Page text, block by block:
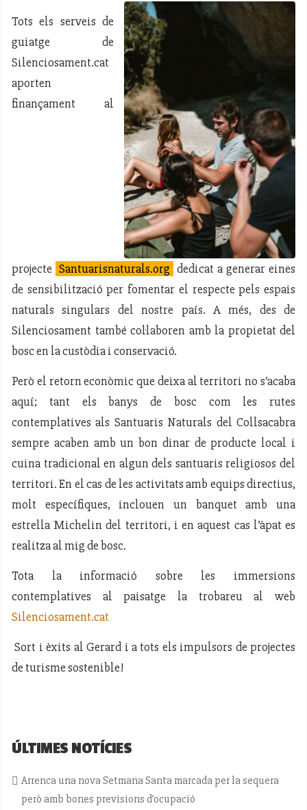
Tots els serveis de
guiatge de
Silenciosament.cat
aporten
finançament al
projecte Santuarisnaturals.org dedicat a generar eines
de sensibilització per fomentar el respecte pels espais
naturals singulars del nostre país. A més, des de
Silenciosament també col·laboren amb la propietat del
bosc en la custòdia i conservació.
Però el retorn econòmic que deixa al territori no s’acaba
aquí; tant els banys de bosc com les rutes
contemplatives als Santuaris Naturals del Collsacabra
sempre acaben amb un bon dinar de producte local i
cuina tradicional en algun dels santuaris religiosos del
territori. En el cas de les activitats amb equips directius,
molt específiques, inclouen un banquet amb una
estrella Michelin del territori, i en aquest cas l’àpat es
realitza al mig de bosc.
Tota la informació sobre les immersions
contemplatives al paisatge la trobareu al web
Silenciosament.cat
Sort i èxits al Gerard i a tots els impulsors de projectes
de turisme sostenible!
ÚLTIMES NOTÍCIES
Arrenca una nova Setmana Santa marcada per la sequera
però amb bones previsions d’ocupació